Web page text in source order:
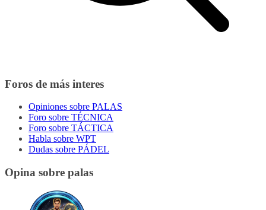
Foros de más interes
Opiniones sobre PALAS
Foro sobre TÉCNICA
Foro sobre TÁCTICA
Habla sobre WPT
Dudas sobre PÁDEL
Opina sobre palas